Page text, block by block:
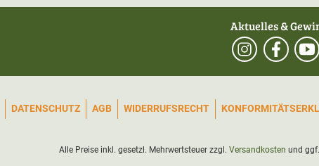
Aktuelles &
DATENSCHUTZ AGB WIDERRUFSRECHT
Alle Preise inkl. gesetzl. Mehrwertsteuer zzgl. Versandkosten und